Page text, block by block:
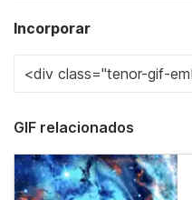
Incorporar
GIF relacionados